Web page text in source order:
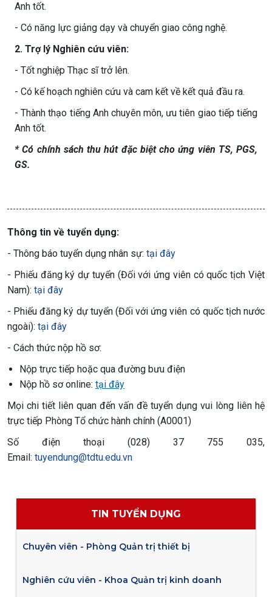
Anh tốt.
- Có năng lực giảng dạy và chuyển giao công nghệ.
2. Trợ lý Nghiên cứu viên:
- Tốt nghiệp Thạc sĩ trở lên.
- Có kế hoạch nghiên cứu và cam kết về kết quả đầu ra.
- Thành thạo tiếng Anh chuyên môn, ưu tiên giao tiếp tiếng
Anh tốt.
* Có chính sách thu hút đặc biệt cho ứng viên TS, PGS,
GS.
Thông tin về tuyển dụng:
- Thông báo tuyển dụng nhân sự: tại đây
- Phiếu đăng ký dự tuyển (Đối với ứng viên có quốc tịch Việt
Nam): tại đây
- Phiếu đăng ký dự tuyển (Đối với ứng viên có quốc tịch nước
ngoài): tại đây
- Cách thức nộp hồ sơ:
Nộp trực tiếp hoặc qua đường bưu điện
Nộp hồ sơ online: tại đây
Mọi chi tiết liên quan đến vấn đề tuyển dụng vui lòng liên hệ
trực tiếp Phòng Tổ chức hành chính (A0001)
Số điện thoại (028) 37 755 035,
Email: tuyendung@tdtu.edu.vn
TIN TUYỂN DỤNG
Chuyên viên - Phòng Quản trị thiết bị
Nghiên cứu viên - Khoa Quản trị kinh doanh